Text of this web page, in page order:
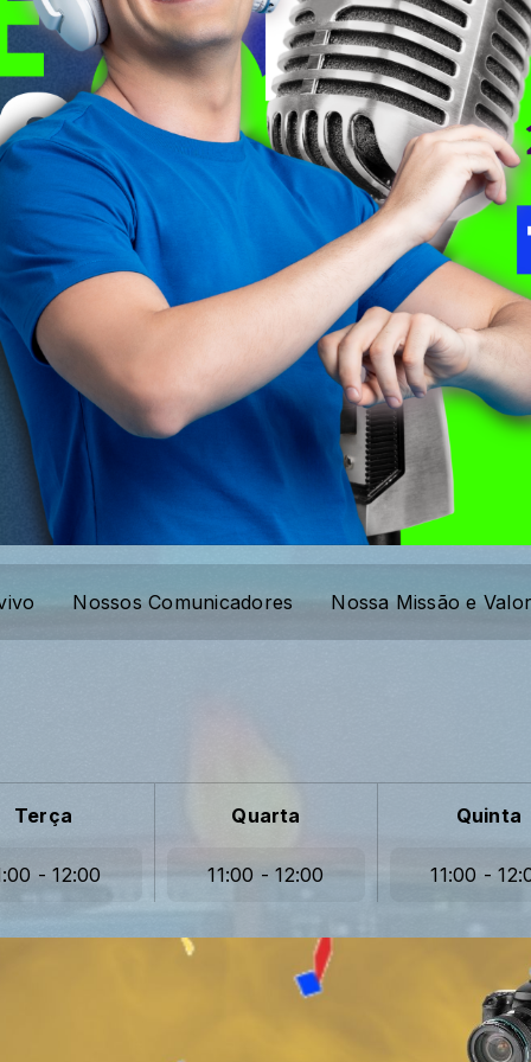
Nossos Comunicadores Nossa Missão e
Terça
- 12:00
Quarta
11:00 - 12:00
Quinta
11:00 -